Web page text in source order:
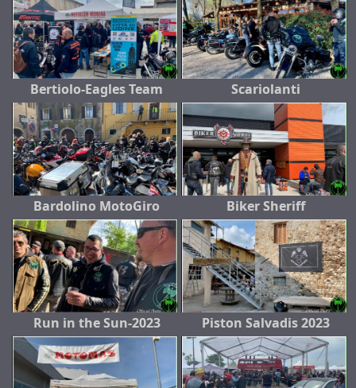
Bertiolo-Eagles Team Scariolanti
Bardolino MotoGiro Biker Sheriff
Run in the Sun-2023 Piston Salvadis 2023